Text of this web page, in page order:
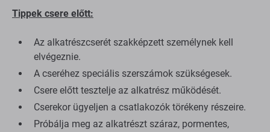
Tippek csere előtt:
Az alkatrészcserét szakképzett személynek kell
elvégeznie.
A cseréhez speciális szerszámok szükségesek.
Csere előtt tesztelje az alkatrész működését.
Cserekor ügyeljen a csatlakozók törékeny részeire.
Próbálja meg az alkatrészt száraz, pormentes,